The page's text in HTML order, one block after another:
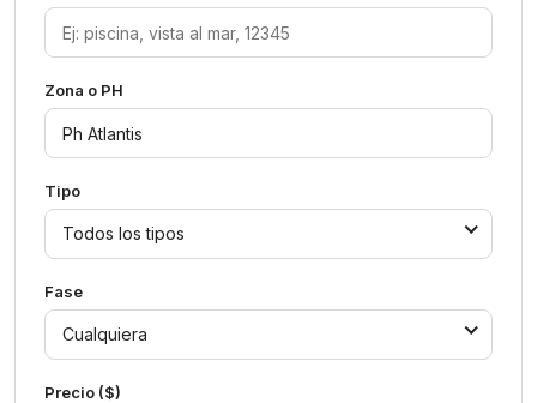
Zona o PH
Tipo
Todos los tipos
Fase
Cualquiera
Precio ($)